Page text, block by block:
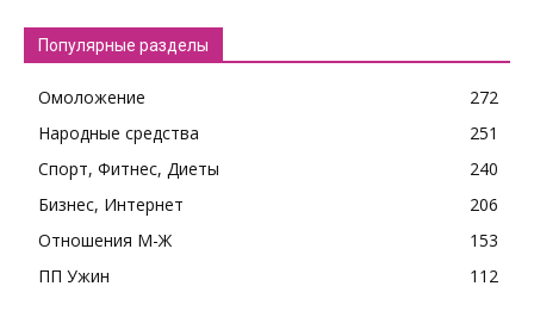
Популярные разделы
Омоложение
272
Народные средства
251
Спорт, Фитнес, Диеты
240
Бизнес, Интернет
206
Отношения М-Ж
153
ПП Ужин
112